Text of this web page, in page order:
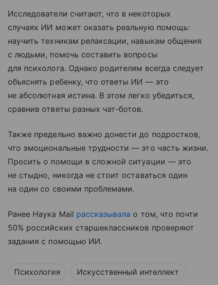
Исследователи считают, что в некоторых
случаях ИИ может оказать реальную помощь:
научить техникам релаксации, навыкам общения
с людьми, помочь составить вопросы
для психолога. Однако родителям всегда следует
объяснять ребенку, что ответы ИИ — это
не абсолютная истина. В этом легко убедиться,
сравнив ответы разных чат-ботов.
Также предельно важно донести до подростков,
что эмоциональные трудности — это часть жизни.
Просить о помощи в сложной ситуации — это
не стыдно, никогда не стоит оставаться один
на один со своими проблемами.
Ранее Наука Mail рассказывала о том, что почти
50% российских старшеклассников проверяют
задания с помощью ИИ.
Психология Искусственный интеллект